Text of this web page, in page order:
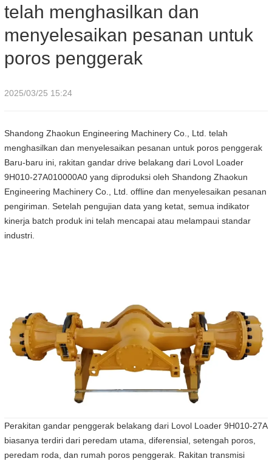
telah menghasilkan dan
menyelesaikan pesanan untuk
poros penggerak
2025/03/25 15:24
Shandong Zhaokun Engineering Machinery Co., Ltd. telah
menghasilkan dan menyelesaikan pesanan untuk poros penggerak
Baru-baru ini, rakitan gandar drive belakang dari Lovol Loader
9H010-27A010000A0 yang diproduksi oleh Shandong Zhaokun
Engineering Machinery Co., Ltd. offline dan menyelesaikan pesanan
pengiriman. Setelah pengujian data yang ketat, semua indikator
kinerja batch produk ini telah mencapai atau melampaui standar
industri.
Perakitan gandar penggerak belakang dari Lovol Loader 9H010-27A
biasanya terdiri dari peredam utama, diferensial, setengah poros,
peredam roda, dan rumah poros penggerak. Rakitan transmisi